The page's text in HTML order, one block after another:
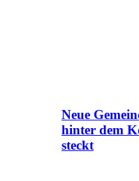
Neue
hinter dem
steckt